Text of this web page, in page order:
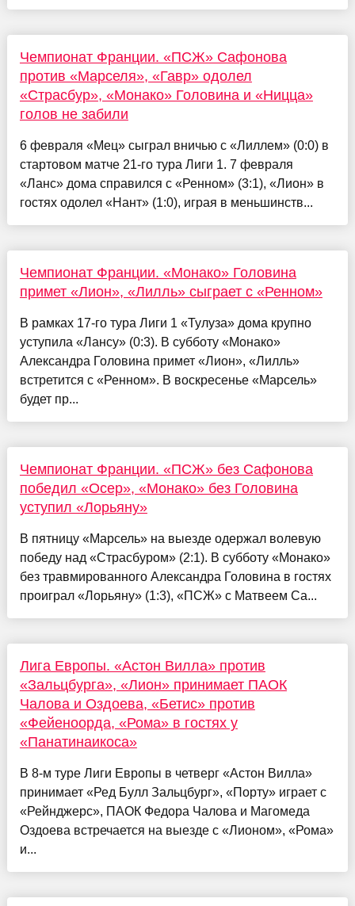
Чемпионат Франции. «ПСЖ» Сафонова
против «Марселя», «Гавр» одолел
«Страсбур», «Монако» Головина и «Ницца»
голов не забили
6 февраля «Мец» сыграл вничью с «Лиллем» (0:0) в
стартовом матче 21-го тура Лиги 1. 7 февраля
«Ланс» дома справился с «Ренном» (3:1), «Лион» в
гостях одолел «Нант» (1:0), играя в меньшинств...
Чемпионат Франции. «Монако» Головина
примет «Лион», «Лилль» сыграет с «Ренном»
В рамках 17-го тура Лиги 1 «Тулуза» дома крупно
уступила «Лансу» (0:3). В субботу «Монако»
Александра Головина примет «Лион», «Лилль»
встретится с «Ренном». В воскресенье «Марсель»
будет пр...
Чемпионат Франции. «ПСЖ» без Сафонова
победил «Осер», «Монако» без Головина
уступил «Лорьяну»
В пятницу «Марсель» на выезде одержал волевую
победу над «Страсбуром» (2:1). В субботу «Монако»
без травмированного Александра Головина в гостях
проиграл «Лорьяну» (1:3), «ПСЖ» с Матвеем Са...
Лига Европы. «Астон Вилла» против
«Зальцбурга», «Лион» принимает ПАОК
Чалова и Оздоева, «Бетис» против
«Фейеноорда, «Рома» в гостях у
«Панатинаикоса»
В 8-м туре Лиги Европы в четверг «Астон Вилла»
принимает «Ред Булл Зальцбург», «Порту» играет с
«Рейнджерс», ПАОК Федора Чалова и Магомеда
Оздоева встречается на выезде с «Лионом», «Рома»
и...